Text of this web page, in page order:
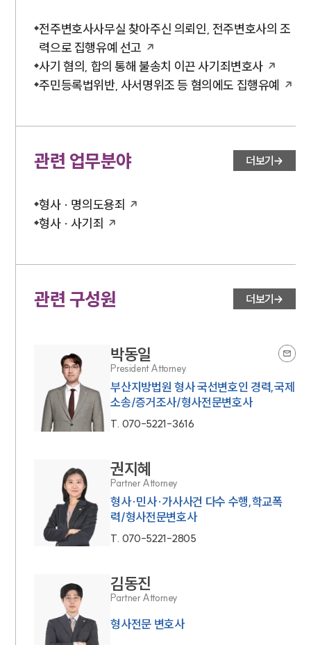
전주변호사사무실 찾아주신 의뢰인, 전주변호사의 조
력으로 집행유예 선고
사기 혐의, 합의 통해 불송치 이끈 사기죄변호사
주민등록법위반, 사서명위조 등 혐의에도 집행유예
관련 업무분야 더보기
형사 · 명의도용죄
형사 · 사기죄
관련 구성원 더보기
박동일
President Attorney
부산지방법원 형사 국선변호인 경력,국제
소송/증거조사/형사전문변호사
T. 070-5221-3616
권지혜
Partner Attorney
형사·민사·가사사건 다수 수행,학교폭
력/형사전문변호사
T. 070-5221-2805
김동진
Partner Attorney
형사전문 변호사